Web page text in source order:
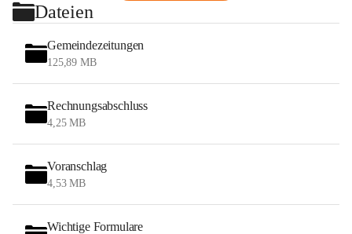
Dateien
Gemeindezeitungen
125,89 MB
Rechnungsabschluss
4,25 MB
Voranschlag
4,53 MB
Wichtige Formulare